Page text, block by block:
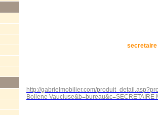
secretaire
http://gabrielmobilier.com/
Bollene Vaucluse&b=bureau&c=SECRETAIRE